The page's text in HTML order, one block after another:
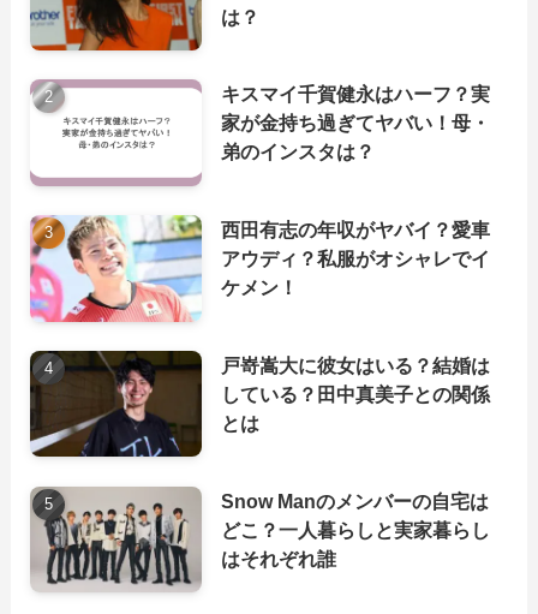
は？
キスマイ千賀健永はハーフ？実
家が金持ち過ぎてヤバい！母・
弟のインスタは？
西田有志の年収がヤバイ？愛車
アウディ？私服がオシャレでイ
ケメン！
戸嵜嵩大に彼女はいる？結婚は
している？田中真美子との関係
とは
Snow Manのメンバーの自宅は
どこ？一人暮らしと実家暮らし
はそれぞれ誰